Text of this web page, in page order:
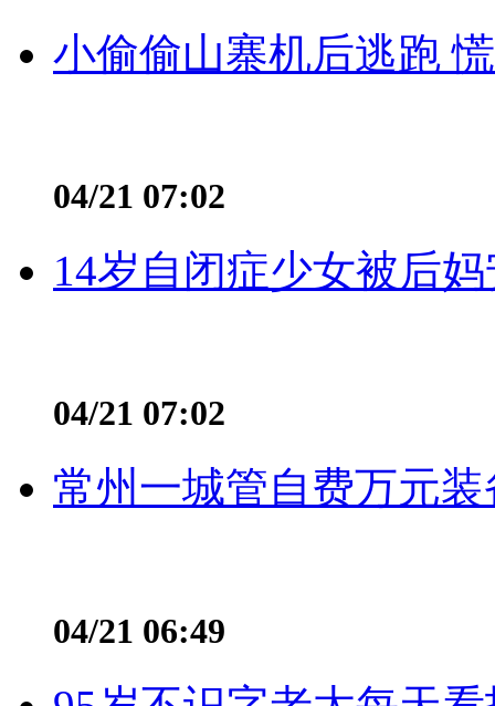
小偷偷山寨机后逃跑
04/21 07:02
14岁自闭症少女被后
04/21 07:02
常州一城管自费万元
04/21 06:49